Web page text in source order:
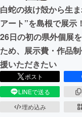
CAMPFIRE
CAMPFIRE
白蛇の抜け殻から生
アート”を島根で展示
26日の初の県外個展
ため、展示費・作品
援いただきたい
ポスト
LINEで送る
埋め込み